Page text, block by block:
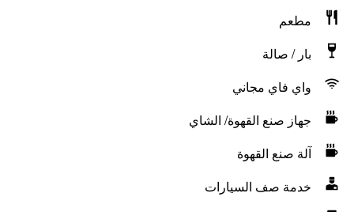
مطعم
بار / صالة
واي فاي مجاني
جهاز صنع القهوة/ الشاي
آلة صنع القهوة
خدمة صف السيارات